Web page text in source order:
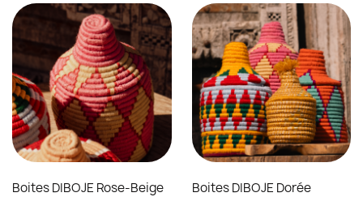
Boites DIBOJE Rose-Beige Boites DIBOJE Dorée